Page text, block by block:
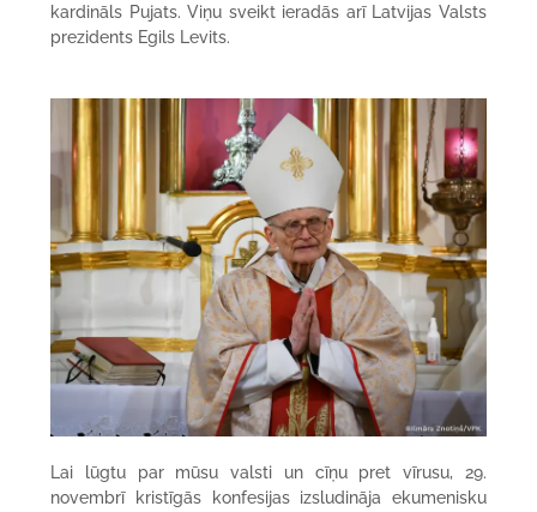
kardināls Pujats. Viņu sveikt ieradās arī Latvijas Valsts
prezidents Egils Levits.
Lai lūgtu par mūsu valsti un cīņu pret vīrusu, 29.
novembrī kristīgās konfesijas izsludināja ekumenisku